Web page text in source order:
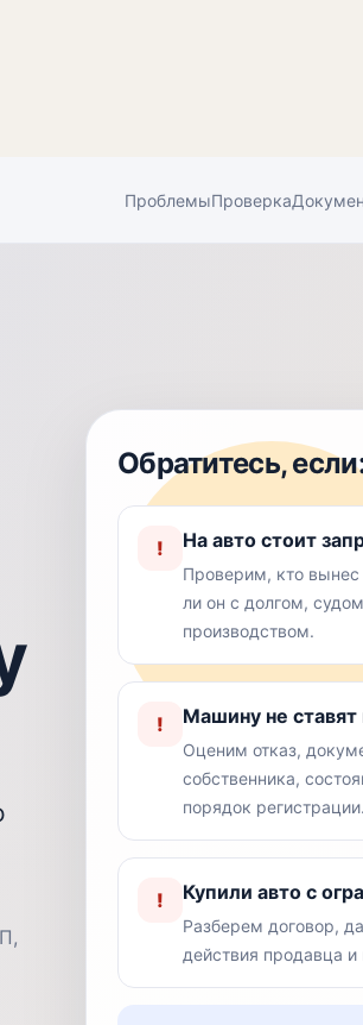
ПроблемыПроверка
Обратитесь,
! На авто стоит
Проверим, кто вынес
ли он с долгом,
производством.
! Машину не ставят
Оценим отказ,
собственника,
порядок регистрации.
! Купили авто с
Разберем договор,
действия продавца